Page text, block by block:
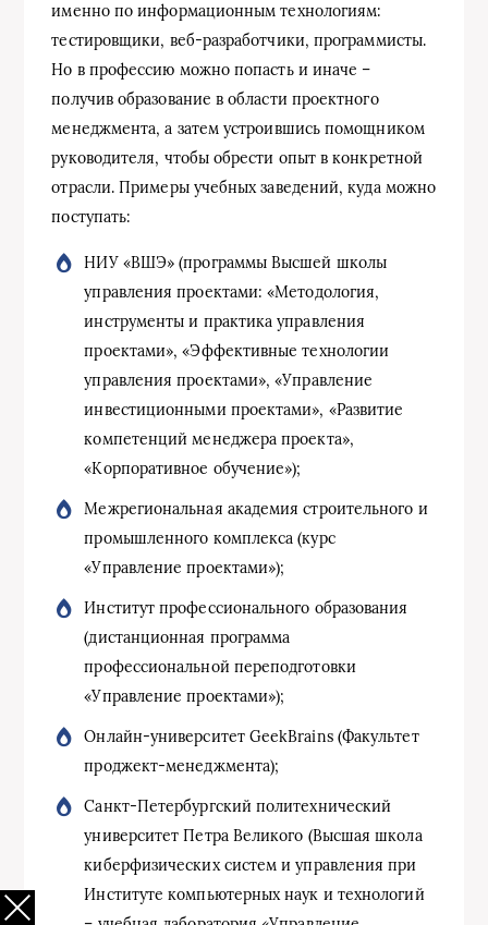
именно по информационным технологиям:
тестировщики, веб-разработчики, программисты.
Но в профессию можно попасть и иначе –
получив образование в области проектного
менеджмента, а затем устроившись помощником
руководителя, чтобы обрести опыт в конкретной
отрасли. Примеры учебных заведений, куда можно
поступать:
НИУ «ВШЭ» (программы Высшей школы
управления проектами: «Методология,
инструменты и практика управления
проектами», «Эффективные технологии
управления проектами», «Управление
инвестиционными проектами», «Развитие
компетенций менеджера проекта»,
«Корпоративное обучение»);
Межрегиональная академия строительного и
промышленного комплекса (курс
«Управление проектами»);
Институт профессионального образования
(дистанционная программа
профессиональной переподготовки
«Управление проектами»);
Онлайн-университет GeekBrains (Факультет
проджект-менеджмента);
Санкт-Петербургский политехнический
университет Петра Великого (Высшая школа
киберфизических систем и управления при
Институте компьютерных наук и технологий